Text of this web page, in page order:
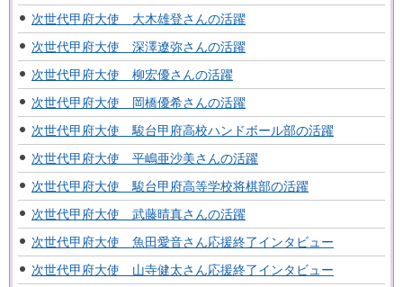
次世代甲府大使 大木雄登さんの活躍
次世代甲府大使 深澤遼弥さんの活躍
次世代甲府大使 柳宏優さんの活躍
次世代甲府大使 岡橋優希さんの活躍
次世代甲府大使 駿台甲府高校ハンドボール部の活躍
次世代甲府大使 平嶋亜沙美さんの活躍
次世代甲府大使 駿台甲府高等学校将棋部の活躍
次世代甲府大使 武藤晴真さんの活躍
次世代甲府大使 魚田愛音さん応援終了インタビュー
次世代甲府大使 山寺健太さん応援終了インタビュー